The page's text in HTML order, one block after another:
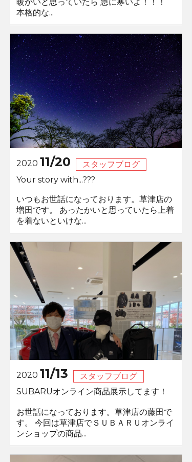
本格的な...
2020 11/20
スタッフブログ
Your story with...???
いつもお世話になっております。草津店の
増田です。 あったかいと思っていたら上着
を着ないといけな...
2020 11/13
スタッフブログ
SUBARUオンライン商品展示してます！
お世話になっております。草津店の藤田で
す。 今回は草津店でＳＵＢＡＲＵオンライ
ンショップの商品...